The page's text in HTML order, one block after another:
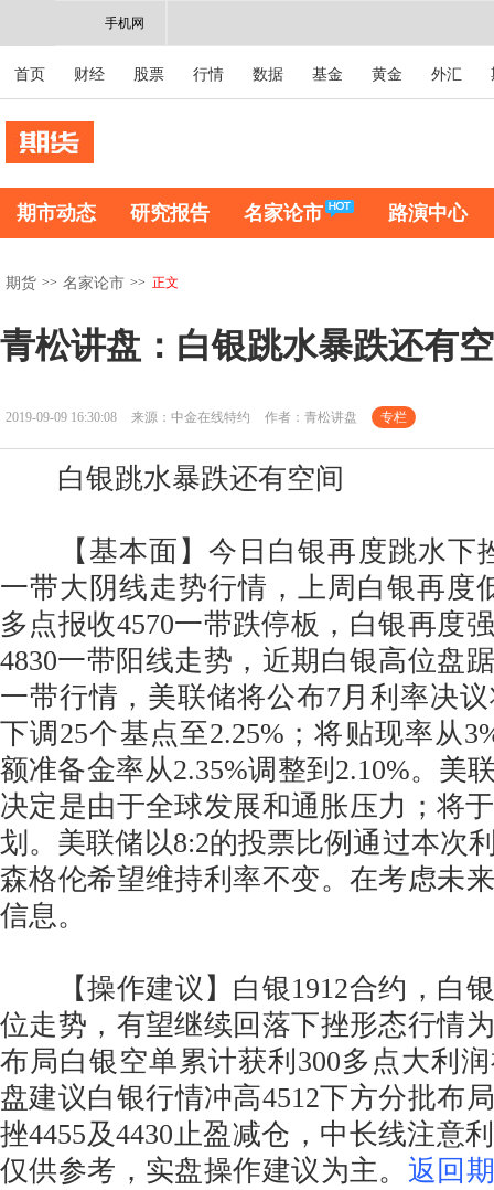
手机网
首页 财经 股票 行情 数据 基金 黄金 外汇
期市动态 研究报告 名家论市 路演中心
期货 >> 名家论市 >> 正文
青松讲盘：白银跳水暴跌还有
2019-09-09 16:30:08 来源：中金在线特约 作者：青松讲盘 专栏
白银跳水暴跌还有空间
【基本面】今日白银再度跳水下挫
一带大阴线走势行情，上周白银再度
多点报收4570一带跌停板，白银再度
4830一带阳线走势，近期白银高位盘
一带行情，美联储将公布7月利率决
下调25个基点至2.25%；将贴现率从
额准备金率从2.35%调整到2.10%。美
决定是由于全球发展和通胀压力；将
划。美联储以8:2的投票比例通过本次
森格伦希望维持利率不变。在考虑未
信息。
【操作建议】白银1912合约，白
位走势，有望继续回落下挫形态行情
布局白银空单累计获利300多点大利
盘建议白银行情冲高4512下方分批布
挫4455及4430止盈减仓，中长线注意
仅供参考，实盘操作建议为主。 返回